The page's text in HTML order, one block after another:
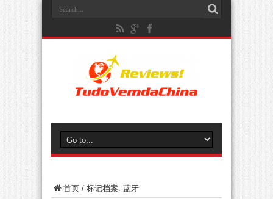
首页 / 标记档案: 蓝牙